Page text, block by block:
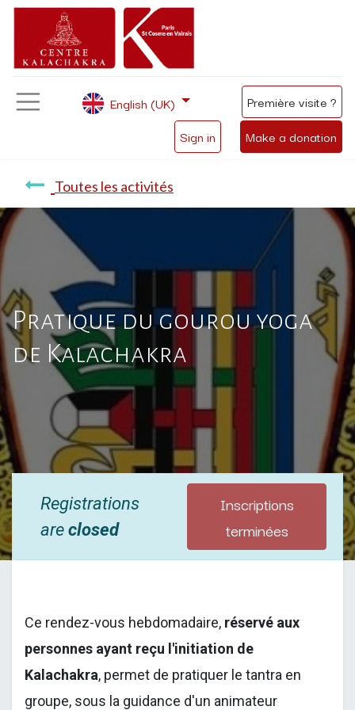
Sign in Make a donation
English (UK) Première visite ?
Toutes les activités
Pratique du gourou yoga
de Kalachakra
Registrations
areclosed
Inscriptions
terminées
Ce rendez-vous hebdomadaire, réservé aux
personnes ayant reçu l'initiation de
Kalachakra, permet de pratiquer le tantra en
groupe, sous la guidance d'un animateur